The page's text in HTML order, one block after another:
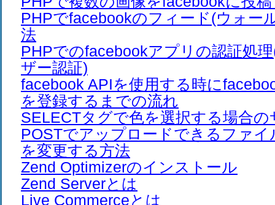
PHPでfacebookのフィード(ウォー
法
PHPでのfacebookアプリの認証処
ザー認証)
facebook APIを使用する時に
を登録するまでの流れ
SELECTタグで色を選択する場合の
POSTでアップロードできるファ
を変更する方法
Zend Optimizerのインストール
Zend Serverとは
Live Commerceとは